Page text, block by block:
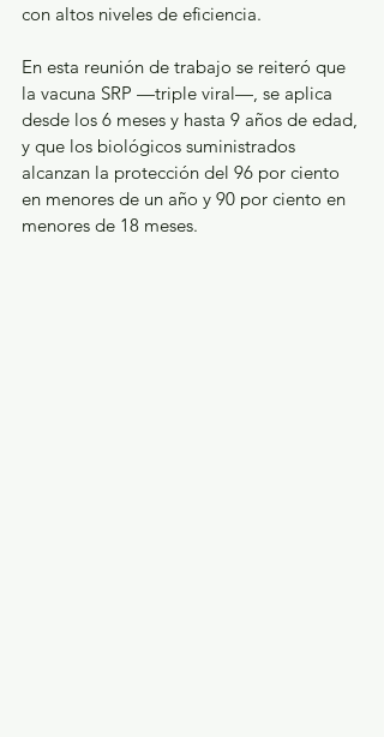
con altos niveles de eficiencia.
En esta reunión de trabajo se reiteró que
la vacuna SRP —triple viral—, se aplica
desde los 6 meses y hasta 9 años de edad,
y que los biológicos suministrados
alcanzan la protección del 96 por ciento
en menores de un año y 90 por ciento en
menores de 18 meses.